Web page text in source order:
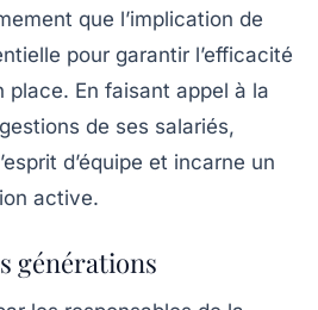
que l’implication de
pour garantir l’efficacité
place. En faisant appel à la
de ses salariés,
d’équipe et incarne un
active.
générations